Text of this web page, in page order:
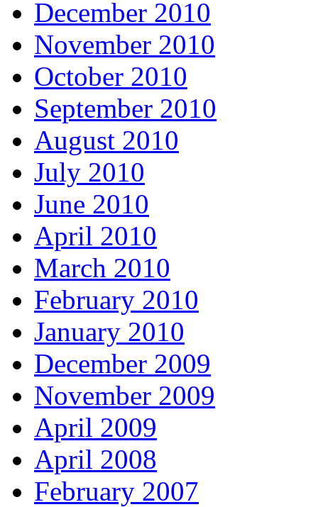
December 2010
November 2010
October 2010
September 2010
August 2010
July 2010
June 2010
April 2010
March 2010
February 2010
January 2010
December 2009
November 2009
April 2009
April 2008
February 2007